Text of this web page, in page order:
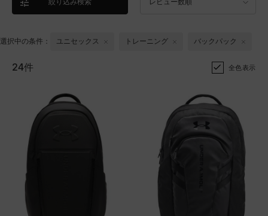
絞り込み検索 レビュー数順
選択中の条件： ユニセックス トレーニング バックパック
24件 全色表示